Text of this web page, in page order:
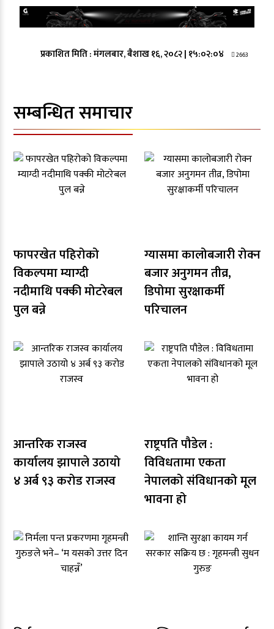
प्रकाशित मिति :मंगलबार, बैशाख १६, २०८२| १५:०२:०४ 2663
सम्बन्धित समाचार
फापरखेत पहिरोको
विकल्पमा म्याग्दी
नदीमाथि पक्की मोटरेबल
पुल बन्ने
ग्यासमा कालोबजारी रोक्न
बजार अनुगमन तीव्र,
डिपोमा सुरक्षाकर्मी
परिचालन
आन्तरिक राजस्व
कार्यालय झापाले उठायो
४ अर्ब ९३ करोड राजस्व
राष्ट्रपति पौडेल :
विविधतामा एकता
नेपालको संविधानको मूल
भावना हो